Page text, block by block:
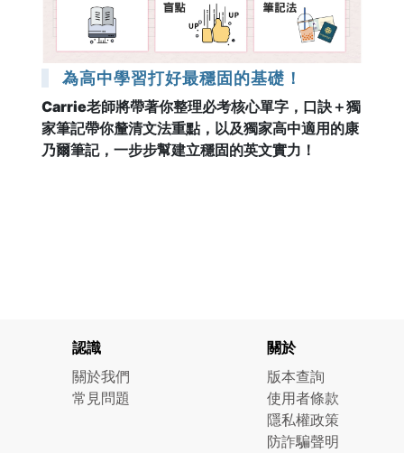
為高中學習打好最穩固的基礎！
Carrie老師將帶著你整理必考核心單字，口訣＋獨
家筆記帶你釐清文法重點，以及獨家高中適用的康
乃爾筆記，一步步幫建立穩固的英文實力！
認識
關於我們
常見問題
關於
版本查詢
使用者條款
隱私權政策
防詐騙聲明